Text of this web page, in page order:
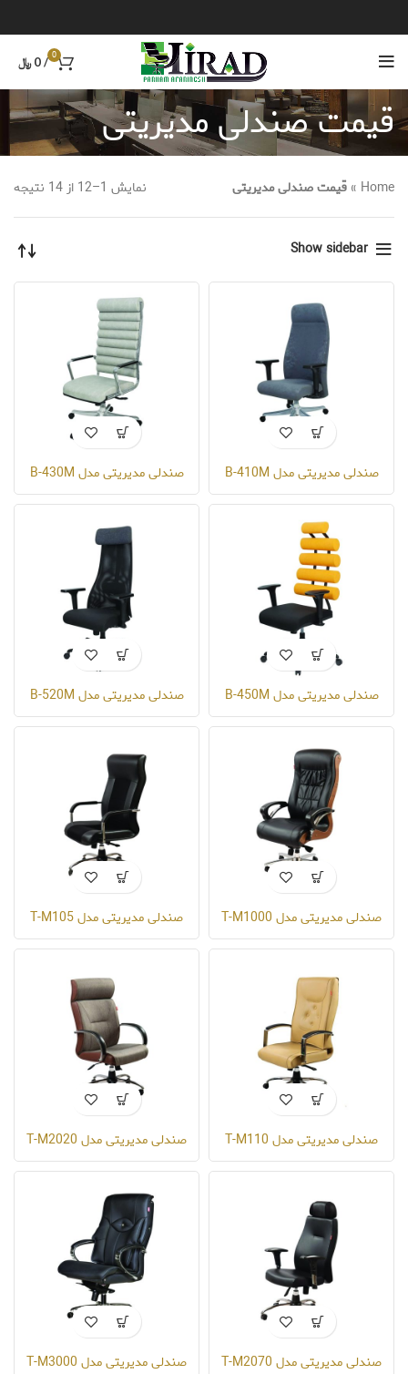
0
/
0 ﷼
قیمت صندلی مدیریتی
Home
» قیمت صندلی مدیریتی نمایش 1–12 از 14 نتیجه
Show sidebar
صندلی مدیریتی مدل B-410M صندلی مدیریتی مدل B-430M
صندلی مدیریتی مدل B-450M صندلی مدیریتی مدل B-520M
صندلی مدیریتی مدل T-M1000 صندلی مدیریتی مدل T-M105
صندلی مدیریتی مدل T-M110 صندلی مدیریتی مدل T-M2020
صندلی مدیریتی مدل T-M2070 صندلی مدیریتی مدل T-M3000